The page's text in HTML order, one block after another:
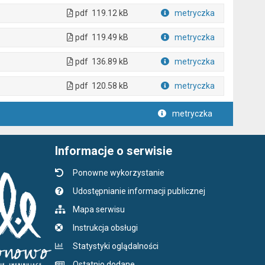
pdf 119.12 kB metryczka
pdf 119.49 kB metryczka
pdf 136.89 kB metryczka
pdf 120.58 kB metryczka
metryczka
Informacje o serwisie
Ponowne wykorzystanie
Udostępnianie informacji publicznej
Mapa serwisu
Instrukcja obsługi
Statystyki oglądalności